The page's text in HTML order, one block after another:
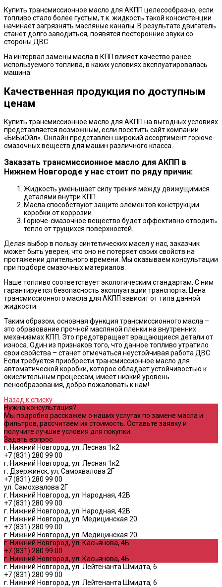
Купить трансмиссионное масло для АКПП целесообразно, если
топливо стало более густым, т.к. жидкость такой консистенции
начинает загрязнять масляные каналы. В результате двигатель
станет долго заводиться, появятся посторонние звуки со
стороны ДВС.
На интервал замены масла в КПП влияет качество ранее
используемого топлива, в каких условиях эксплуатировалась
машина.
Качественная продукция по доступным
ценам
Купить трансмиссионное масло для АКПП на выгодных условиях
представляется возможным, если посетить сайт компании
«БиБиОйл». Онлайн представлен широкий ассортимент горюче-
смазочных веществ для машин различного класса.
Заказать трансмиссионное масло для АКПП в
Нижнем Новгороде у нас стоит по ряду причин:
Жидкость уменьшает силу трения между движущимися
деталями внутри КПП.
Масла способствуют защите элементов конструкции
коробки от коррозии.
Горюче-смазочное вещество будет эффективно отводить
тепло от трущихся поверхностей.
Делая выбор в пользу синтетических масел у нас, заказчик
может быть уверен, что оно не потеряет своих свойств на
протяжении длительного времени. Мы оказываем консультации
при подборе смазочных материалов.
Наше топливо соответствует экологическим стандартам. С ним
гарантируется безопасность эксплуатации транспорта. Цена
трансмиссионного масла для АКПП зависит от типа данной
жидкости.
Таким образом, основная функция трансмиссионного масла –
это образование прочной масляной пленки на внутренних
механизмах КПП. Это предотвращает вращающиеся детали от
износа. Один из признаков того, что данное топливо утратило
свои свойства – станет отмечаться неустойчивая работа ДВС.
Если требуется приобрести трансмиссионное масло для
автоматической коробки, которое обладает устойчивостью к
окислительным процессам, имеет низкий уровень
пенообразования, добро пожаловать к нам!
Назад к списку
Нужна консультация?
Мы подробно расскажем о наших услугах по замене масла и
фильтров, рассчитаем их стоимость. Оставьте заявку и
получите лучшие условия для покупки.
Задать вопрос
г. Нижний Новгород, ул. Лесная 1к2
+7 (831) 280 99 00
г. Нижний Новгород, ул. Лесная 1к2
г. Дзержинск, ул. Самохвалова 2Г
+7 (831) 280 99 00
ул. Самохвалова 2Г
г. Нижний Новгород, ул. Народная, 42В
+7 (831) 280 99 00
г. Нижний Новгород, ул. Народная, 42В
г. Нижний Новгород, ул. Медицинская 20
+7 (831) 280 99 00
г. Нижний Новгород, ул. Медицинская 20
г. Нижний Новгород, ул. Касьянова, 4Б
+7 (831) 280 99 00
г. Нижний Новгород, ул. Касьянова, 4Б
г. Нижний Новгород, ул. Лейтенанта Шмидта, 6
+7 (831) 280 99 00
г. Нижний Новгород, ул. Лейтенанта Шмидта, 6